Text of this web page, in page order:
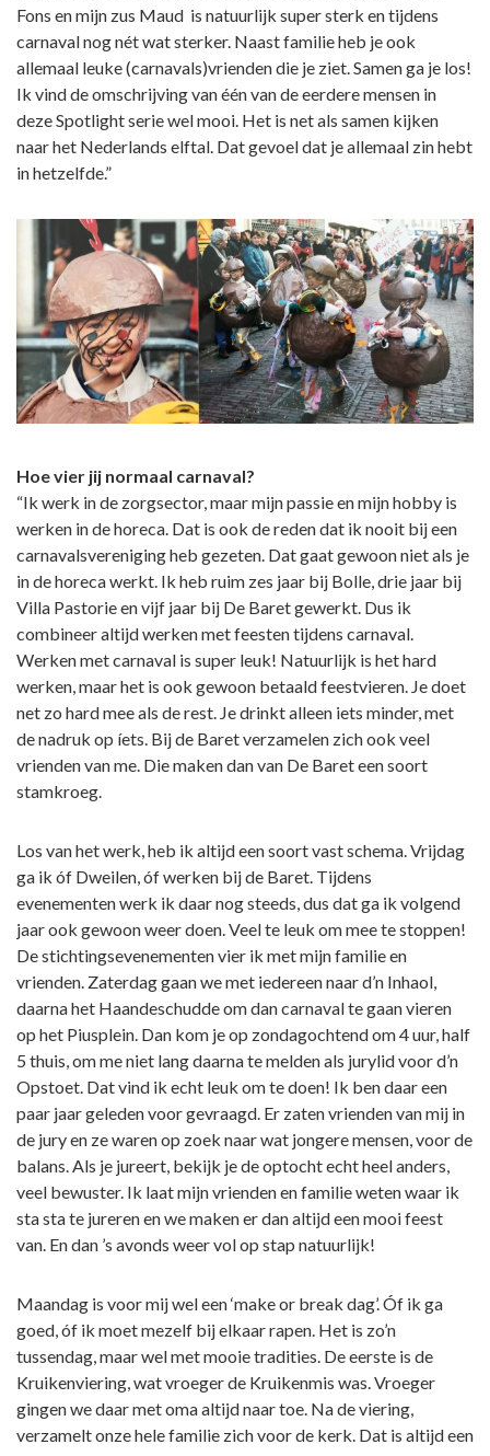
Fons en mijn zus Maud is natuurlijk super sterk en tijdens
carnaval nog nét wat sterker. Naast familie heb je ook
allemaal leuke (carnavals)vrienden die je ziet. Samen ga je los!
Ik vind de omschrijving van één van de eerdere mensen in
deze Spotlight serie wel mooi. Het is net als samen kijken
naar het Nederlands elftal. Dat gevoel dat je allemaal zin hebt
in hetzelfde.”
Hoe vier jij normaal carnaval?
“Ik werk in de zorgsector, maar mijn passie en mijn hobby is
werken in de horeca. Dat is ook de reden dat ik nooit bij een
carnavalsvereniging heb gezeten. Dat gaat gewoon niet als je
in de horeca werkt. Ik heb ruim zes jaar bij Bolle, drie jaar bij
Villa Pastorie en vijf jaar bij De Baret gewerkt. Dus ik
combineer altijd werken met feesten tijdens carnaval.
Werken met carnaval is super leuk! Natuurlijk is het hard
werken, maar het is ook gewoon betaald feestvieren. Je doet
net zo hard mee als de rest. Je drinkt alleen iets minder, met
de nadruk op íets. Bij de Baret verzamelen zich ook veel
vrienden van me. Die maken dan van De Baret een soort
stamkroeg.
Los van het werk, heb ik altijd een soort vast schema. Vrijdag
ga ik óf Dweilen, óf werken bij de Baret. Tijdens
evenementen werk ik daar nog steeds, dus dat ga ik volgend
jaar ook gewoon weer doen. Veel te leuk om mee te stoppen!
De stichtingsevenementen vier ik met mijn familie en
vrienden. Zaterdag gaan we met iedereen naar d’n Inhaol,
daarna het Haandeschudde om dan carnaval te gaan vieren
op het Piusplein. Dan kom je op zondagochtend om 4 uur, half
5 thuis, om me niet lang daarna te melden als jurylid voor d’n
Opstoet. Dat vind ik echt leuk om te doen! Ik ben daar een
paar jaar geleden voor gevraagd. Er zaten vrienden van mij in
de jury en ze waren op zoek naar wat jongere mensen, voor de
balans. Als je jureert, bekijk je de optocht echt heel anders,
veel bewuster. Ik laat mijn vrienden en familie weten waar ik
sta sta te jureren en we maken er dan altijd een mooi feest
van. En dan ’s avonds weer vol op stap natuurlijk!
Maandag is voor mij wel een ‘make or break dag’. Óf ik ga
goed, óf ik moet mezelf bij elkaar rapen. Het is zo’n
tussendag, maar wel met mooie tradities. De eerste is de
Kruikenviering, wat vroeger de Kruikenmis was. Vroeger
gingen we daar met oma altijd naar toe. Na de viering,
verzamelt onze hele familie zich voor de kerk. Dat is altijd een